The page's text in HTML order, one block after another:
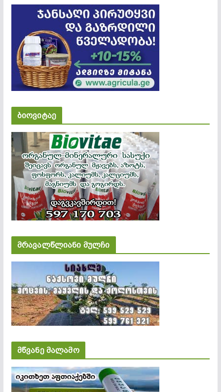
ბიოვიტაე
მრავალწლიანი მულჩი
მწვანე მალამო